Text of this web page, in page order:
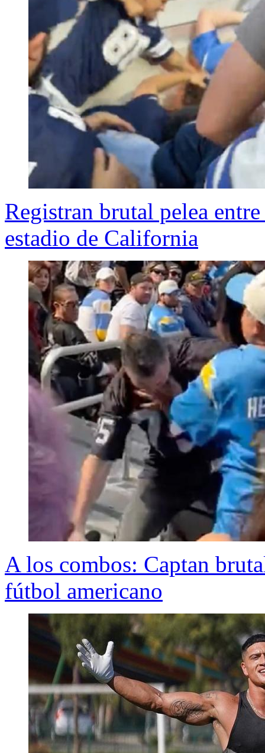
Registran brutal pelea
estadio de California
A los combos: Captan
fútbol americano